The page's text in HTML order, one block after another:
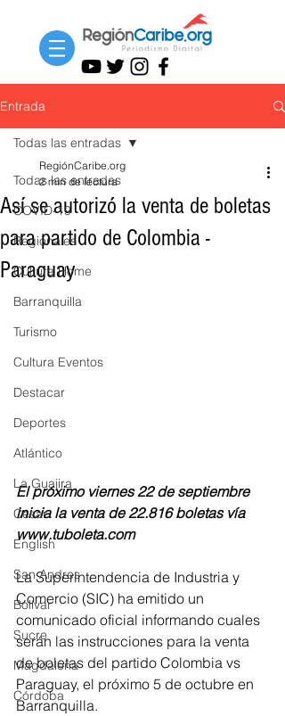
Entrada
Todas las entradas
COVID-19
Regionales
Cultura Home
Barranquilla
Turismo
Cultura Eventos
Destacar
Deportes
Atlántico
La Guajira
Cesar
English
San Andres
Bolívar
Sucre
Magdalena
Córdoba
Todas las entradas
Así se autorizó la venta de boletas
para partido de Colombia -
Paraguay
RegiónCaribe.org
2 min de lectura
El próximo viernes 22 de septiembre
inicia la venta de 22.816 boletas vía
www.tuboleta.com
La Superintendencia de Industria y
Comercio (SIC) ha emitido un
comunicado oficial informando cuales
serán las instrucciones para la venta
de boletas del partido Colombia vs
Paraguay, el próximo 5 de octubre en
Barranquilla.